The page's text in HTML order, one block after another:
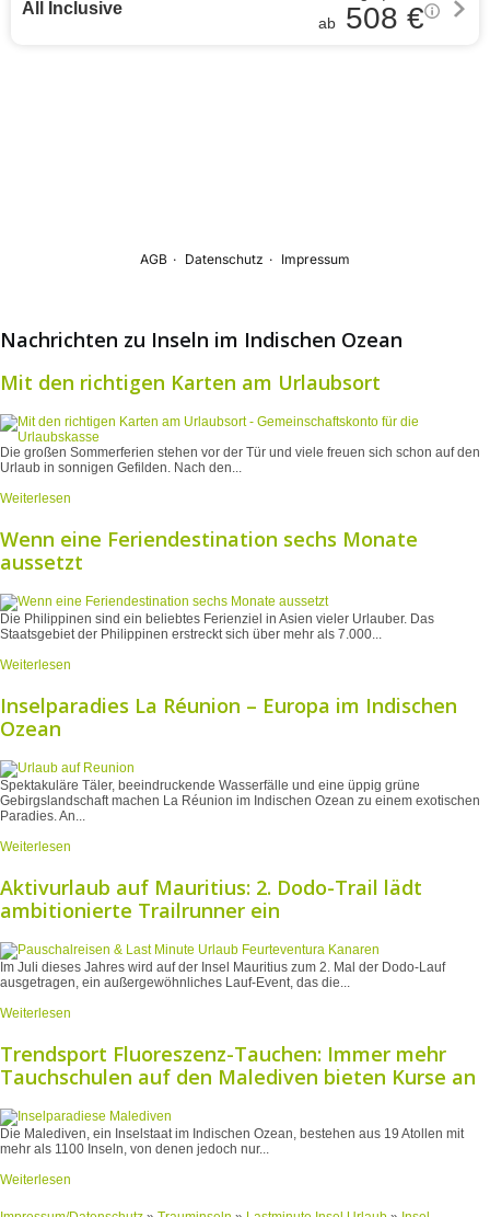
Nachrichten zu Inseln im Indischen Ozean
Mit den richtigen Karten am Urlaubsort
Die großen Sommerferien stehen vor der Tür und viele freuen sich schon auf den
Urlaub in sonnigen Gefilden. Nach den...
Weiterlesen
Wenn eine Feriendestination sechs Monate
aussetzt
Die Philippinen sind ein beliebtes Ferienziel in Asien vieler Urlauber. Das
Staatsgebiet der Philippinen erstreckt sich über mehr als 7.000...
Weiterlesen
Inselparadies La Réunion – Europa im Indischen
Ozean
Spektakuläre Täler, beeindruckende Wasserfälle und eine üppig grüne
Gebirgslandschaft machen La Réunion im Indischen Ozean zu einem exotischen
Paradies. An...
Weiterlesen
Aktivurlaub auf Mauritius: 2. Dodo-Trail lädt
ambitionierte Trailrunner ein
Im Juli dieses Jahres wird auf der Insel Mauritius zum 2. Mal der Dodo-Lauf
ausgetragen, ein außergewöhnliches Lauf-Event, das die...
Weiterlesen
Trendsport Fluoreszenz-Tauchen: Immer mehr
Tauchschulen auf den Malediven bieten Kurse an
Die Malediven, ein Inselstaat im Indischen Ozean, bestehen aus 19 Atollen mit
mehr als 1100 Inseln, von denen jedoch nur...
Weiterlesen